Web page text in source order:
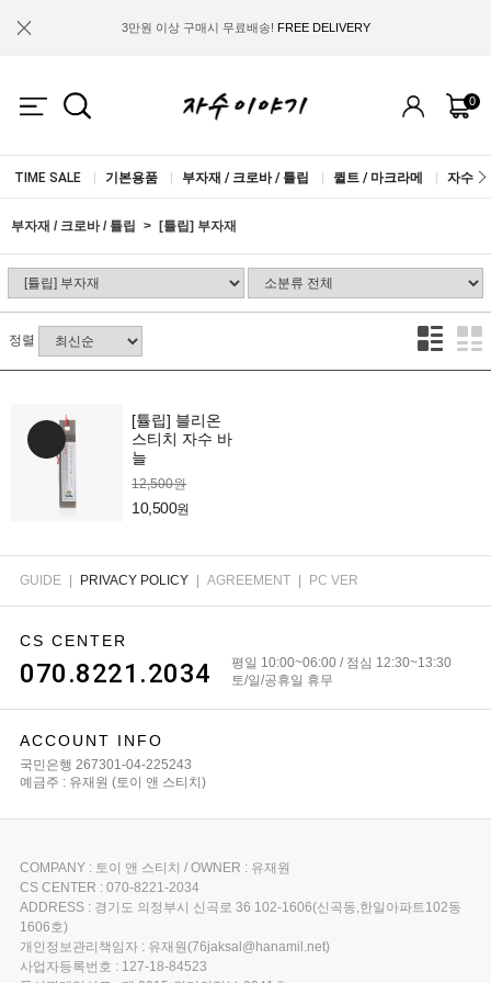
3만원 이상 구매시 무료배송! FREE DELIVERY
0
TIME SALE 기본용품 부자재 / 크로바 / 튤립 퀼트 / 마크라메 자수실
부자재 / 크로바 / 튤립 [튤립] 부자재
정렬
[튤립] 블리온
스티치 자수 바
늘
12,500원
10,500원
GUIDE PRIVACY POLICY AGREEMENT PC VER
CS CENTER
070.8221.2034
평일 10:00~06:00 / 점심 12:30~13:30
토/일/공휴일 휴무
ACCOUNT INFO
국민은행 267301-04-225243
예금주 : 유재원 (토이 앤 스티치)
COMPANY : 토이 앤 스티치 / OWNER : 유재원
CS CENTER : 070-8221-2034
ADDRESS : 경기도 의정부시 신곡로 36 102-1606(신곡동,한일아파트102동
1606호)
개인정보관리책임자 : 유재원(76jaksal@hanamil.net)
사업자등록번호 : 127-18-84523